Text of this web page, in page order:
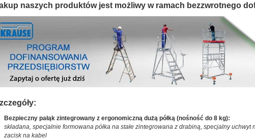
naszych produktów jest możliwy w ramach bezzwrotnego
Bezpieczny pałąk zintegrowany z ergonomiczną dużą półką (nośność do 8 kg):
składana, specjalnie formowana półka na stałe zintegrowana z drabiną, specjalny
zacisk na kabel